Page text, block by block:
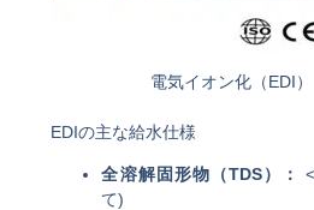
電気イオン化（EDI）
EDIの主な給水仕様
全溶解固形物（TDS）：
て)